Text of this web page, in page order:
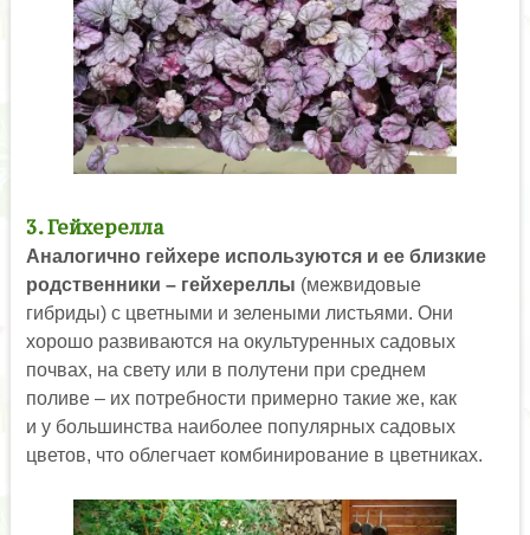
3. Гейхерелла
Аналогично гейхере используются и ее близкие
родственники – гейхереллы (межвидовые
гибриды) с цветными и зелеными листьями. Они
хорошо развиваются на окультуренных садовых
почвах, на свету или в полутени при среднем
поливе – их потребности примерно такие же, как
и у большинства наиболее популярных садовых
цветов, что облегчает комбинирование в цветниках.